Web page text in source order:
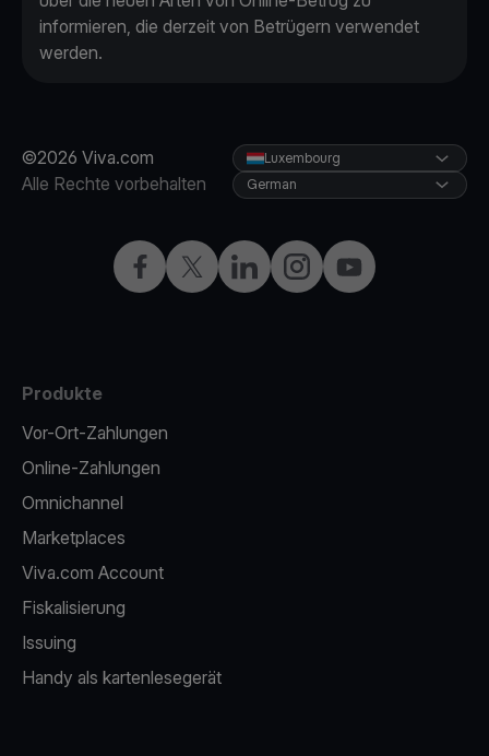
informieren, die derzeit von Betrügern verwendet
werden.
©2026 Viva.com
Alle Rechte vorbehalten
Facebook
X LinkedInInstagramYouTube
Luxembourg
German
Produkte
Vor-Ort-Zahlungen
Online-Zahlungen
Omnichannel
Marketplaces
Viva.com Account
Fiskalisierung
Issuing
Handy als kartenlesegerät